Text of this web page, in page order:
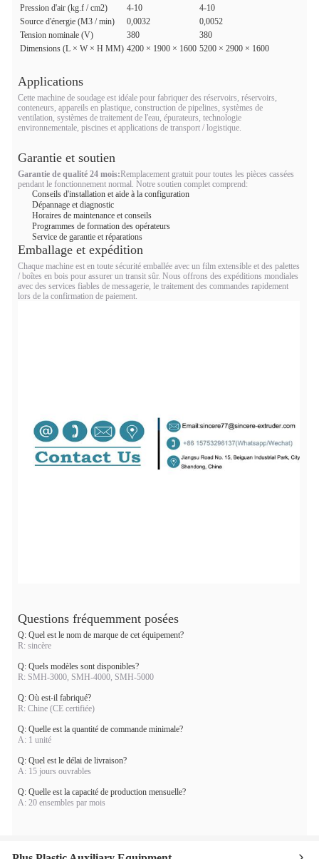
Pression d'air (kg.f / cm2)
4-10
4-10
Source d'énergie (M3 / min)
0,0032
0,0052
Tension nominale (V)
380
380
Dimensions (L × W × H MM) 4200 × 1900 × 1600 5200 × 2900 × 1600
Applications
Cette machine de soudage est idéale pour fabriquer des réservoirs, réservoirs,
conteneurs, appareils en plastique, construction de pipelines, systèmes de
ventilation, systèmes de traitement de l'eau, épurateurs, technologie
environnementale, piscines et applications de transport / logistique.
Garantie et soutien
Garantie de qualité 24 mois:Remplacement gratuit pour toutes les pièces cassées
pendant le fonctionnement normal. Notre soutien complet comprend:
Conseils d'installation et aide à la configuration
Dépannage et diagnostic
Horaires de maintenance et conseils
Programmes de formation des opérateurs
Service de garantie et réparations
Emballage et expédition
Chaque machine est en toute sécurité emballée avec un film extensible et des palettes
/ boîtes en bois pour assurer un transit sûr. Nous offrons des expéditions mondiales
avec des services fiables de messagerie, le traitement des commandes rapidement
lors de la confirmation de paiement.
Questions fréquemment posées
Q: Quel est le nom de marque de cet équipement?
R: sincère
Q: Quels modèles sont disponibles?
R: SMH-3000, SMH-4000, SMH-5000
Q: Où est-il fabriqué?
R: Chine (CE certifiée)
Q: Quelle est la quantité de commande minimale?
A: 1 unité
Q: Quel est le délai de livraison?
A: 15 jours ouvrables
Q: Quelle est la capacité de production mensuelle?
A: 20 ensembles par mois